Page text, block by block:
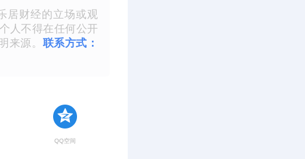
居财经的立场或观
人不得在任何公开
来源。 联系方式：
QQ空间